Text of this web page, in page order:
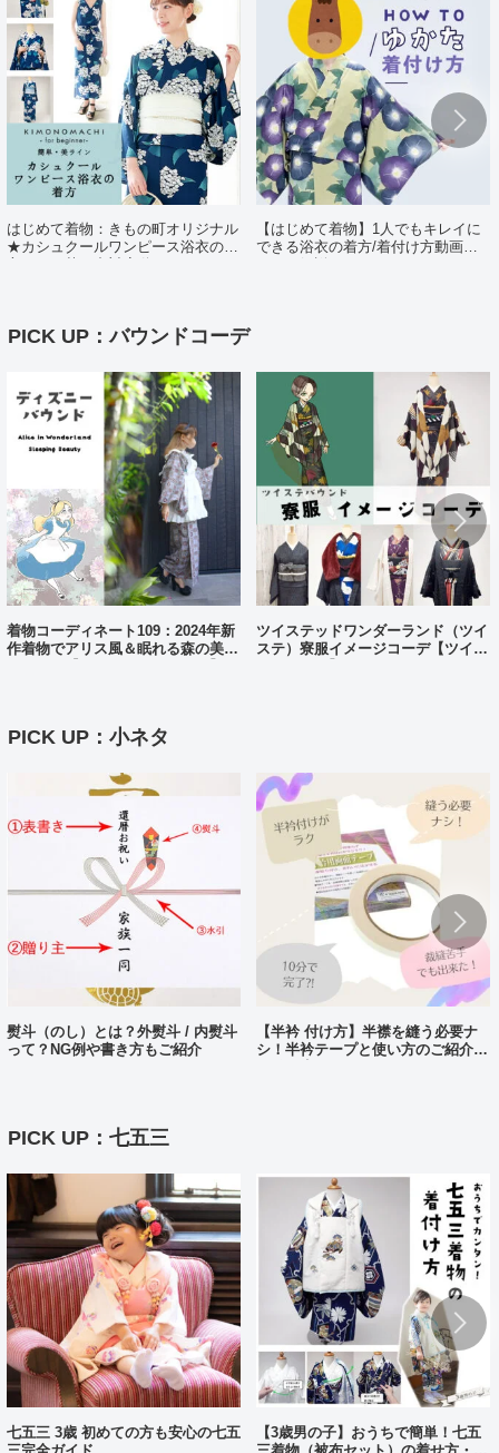
はじめて着物：きもの町オリジナル
★カシュクールワンピース浴衣の着
【はじめて着物】1人でもキレイに
できる浴衣の着方/着付け方動画ポ
PICK UP：バウンドコーデ
着物コーディネート109：2024年新
作着物でアリス風＆眠れる森の美女
ツイステッドワンダーランド（ツイ
ステ）寮服イメージコーデ【ツイス
PICK UP：小ネタ
熨斗（のし）とは？外熨斗 / 内熨斗
って？NG例や書き方もご紹介
【半衿 付け方】半襟を縫う必要ナ
シ！半衿テープと使い方のご紹介。
PICK UP：七五三
七五三 3歳 初めての方も安心の七五
【3歳男の子】おうちで簡単！七五